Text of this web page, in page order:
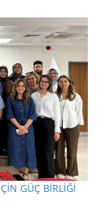
GÜÇ BİRLİĞİ